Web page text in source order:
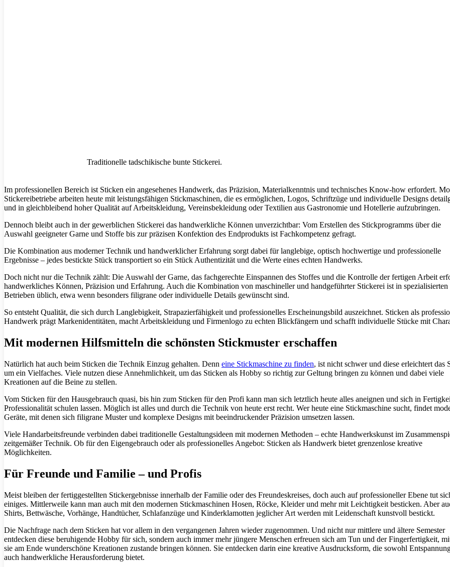
Traditionelle tadschikische bunte Stickerei.
Im professionellen Bereich ist Sticken ein angesehenes Handwerk, das Präzision, Materialkenntnis und technisches Know-how erfordert.
Stickereibetriebe arbeiten heute mit leistungsfähigen Stickmaschinen, die es ermöglichen, Logos, Schriftzüge und individuelle Designs
und in gleichbleibend hoher Qualität auf Arbeitskleidung, Vereinsbekleidung oder Textilien aus Gastronomie und Hotellerie aufzubringen.
Dennoch bleibt auch in der gewerblichen Stickerei das handwerkliche Können unverzichtbar: Vom Erstellen des Stickprogramms über die
Auswahl geeigneter Garne und Stoffe bis zur präzisen Konfektion des Endprodukts ist Fachkompetenz gefragt.
Die Kombination aus moderner Technik und handwerklicher Erfahrung sorgt dabei für langlebige, optisch hochwertige und professionelle
Ergebnisse – jedes bestickte Stück transportiert so ein Stück Authentizität und die Werte eines echten Handwerks.
Doch nicht nur die Technik zählt: Die Auswahl der Garne, das fachgerechte Einspannen des Stoffes und die Kontrolle der fertigen Arbeit
handwerkliches Können, Präzision und Erfahrung. Auch die Kombination von maschineller und handgeführter Stickerei ist in spezialisierten
Betrieben üblich, etwa wenn besonders filigrane oder individuelle Details gewünscht sind.
So entsteht Qualität, die sich durch Langlebigkeit, Strapazierfähigkeit und professionelles Erscheinungsbild auszeichnet. Sticken als
Handwerk prägt Markenidentitäten, macht Arbeitskleidung und Firmenlogo zu echten Blickfängern und schafft individuelle Stücke mit
Mit modernen Hilfsmitteln die schönsten Stickmuster erschaffen
Natürlich hat auch beim Sticken die Technik Einzug gehalten. Denn eine Stickmaschine zu finden, ist nicht schwer und diese erleichtert das
um ein Vielfaches. Viele nutzen diese Annehmlichkeit, um das Sticken als Hobby so richtig zur Geltung bringen zu können und dabei viele
Kreationen auf die Beine zu stellen.
Vom Sticken für den Hausgebrauch quasi, bis hin zum Sticken für den Profi kann man sich letztlich heute alles aneignen und sich in
Professionalität schulen lassen. Möglich ist alles und durch die Technik von heute erst recht. Wer heute eine Stickmaschine sucht, findet
Geräte, mit denen sich filigrane Muster und komplexe Designs mit beeindruckender Präzision umsetzen lassen.
Viele Handarbeitsfreunde verbinden dabei traditionelle Gestaltungsideen mit modernen Methoden – echte Handwerkskunst im
zeitgemäßer Technik. Ob für den Eigengebrauch oder als professionelles Angebot: Sticken als Handwerk bietet grenzenlose kreative
Möglichkeiten.
Für Freunde und Familie – und Profis
Meist bleiben der fertiggestellten Stickergebnisse innerhalb der Familie oder des Freundeskreises, doch auch auf professioneller Ebene tut
einiges. Mittlerweile kann man auch mit den modernen Stickmaschinen Hosen, Röcke, Kleider und mehr mit Leichtigkeit besticken. Aber
Shirts, Bettwäsche, Vorhänge, Handtücher, Schlafanzüge und Kinderklamotten jeglicher Art werden mit Leidenschaft kunstvoll bestickt.
Die Nachfrage nach dem Sticken hat vor allem in den vergangenen Jahren wieder zugenommen. Und nicht nur mittlere und ältere Semester
entdecken diese beruhigende Hobby für sich, sondern auch immer mehr jüngere Menschen erfreuen sich am Tun und der Fingerfertigkeit,
sie am Ende wunderschöne Kreationen zustande bringen können. Sie entdecken darin eine kreative Ausdrucksform, die sowohl
auch handwerkliche Herausforderung bietet.